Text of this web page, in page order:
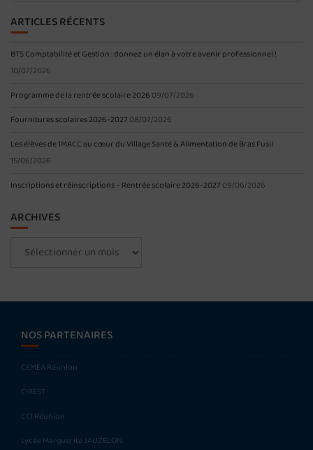
ARTICLES RÉCENTS
BTS Comptabilité et Gestion : donnez un élan à votre avenir professionnel !
10/07/2026
Programme de la rentrée scolaire 2026 09/07/2026
Fournitures scolaires 2026-2027 08/07/2026
Les élèves de 1MACC au cœur du Village Santé & Alimentation de Bras Fusil
15/06/2026
Inscriptions et réinscriptions – Rentrée scolaire 2026-2027 09/06/2026
ARCHIVES
NOS PARTENAIRES
CEMEA Réunion
CIREST
CCI Réunion
Lycée Marguerite JAUZELON